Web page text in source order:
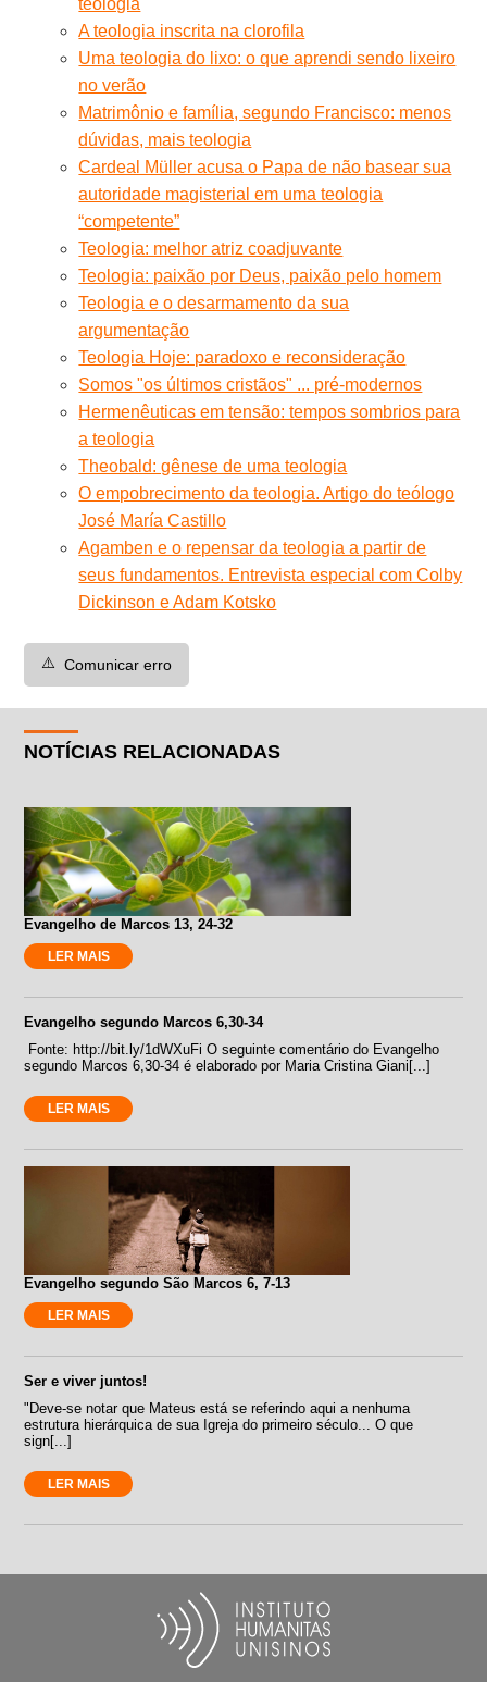
A teologia inscrita na clorofila
Uma teologia do lixo: o que aprendi sendo lixeiro
no verão
Matrimônio e família, segundo Francisco: menos
dúvidas, mais teologia
Cardeal Müller acusa o Papa de não basear sua
autoridade magisterial em uma teologia
“competente”
Teologia: melhor atriz coadjuvante
Teologia: paixão por Deus, paixão pelo homem
Teologia e o desarmamento da sua
argumentação
Teologia Hoje: paradoxo e reconsideração
Somos "os últimos cristãos" ... pré-modernos
Hermenêuticas em tensão: tempos sombrios para
a teologia
Theobald: gênese de uma teologia
O empobrecimento da teologia. Artigo do teólogo
José María Castillo
Agamben e o repensar da teologia a partir de
seus fundamentos. Entrevista especial com Colby
Dickinson e Adam Kotsko
⚠️ Comunicar erro
NOTÍCIAS RELACIONADAS
Evangelho de Marcos 13, 24-32
LER MAIS
Evangelho segundo Marcos 6,30-34
Fonte: http://bit.ly/1dWXuFi O seguinte comentário do Evangelho
segundo Marcos 6,30-34 é elaborado por Maria Cristina Giani[...]
LER MAIS
Evangelho segundo São Marcos 6, 7-13
LER MAIS
Ser e viver juntos!
"Deve-se notar que Mateus está se referindo aqui a nenhuma
estrutura hierárquica de sua Igreja do primeiro século... O que
sign[...]
LER MAIS